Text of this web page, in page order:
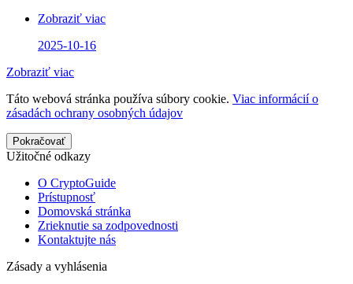
Zobraziť viac
2025-10-16
Zobraziť viac
Táto webová stránka používa súbory cookie. Viac informácií o
zásadách ochrany osobných údajov
Pokračovať
Užitočné odkazy
O CryptoGuide
Prístupnosť
Domovská stránka
Zrieknutie sa zodpovednosti
Kontaktujte nás
Zásady a vyhlásenia